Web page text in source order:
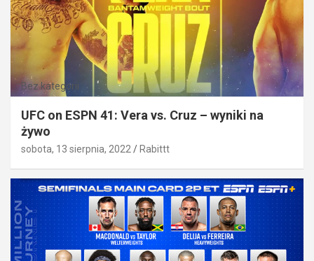
Bez kategorii
UFC on ESPN 41: Vera vs. Cruz – wyniki na
żywo
sobota, 13 sierpnia, 2022 Rabittt